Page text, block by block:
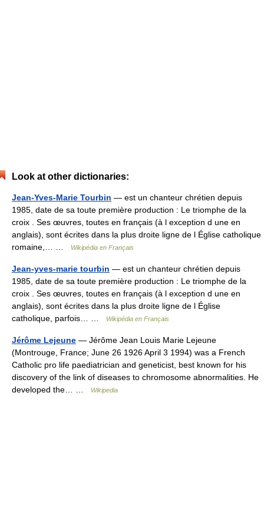
Look at other dictionaries:
Jean-Yves-Marie Tourbin — est un chanteur chrétien depuis
1985, date de sa toute première production : Le triomphe de la
croix . Ses œuvres, toutes en français (à l exception d une en
anglais), sont écrites dans la plus droite ligne de l Église catholique
romaine,… …
Wikipédia en Français
Jean-yves-marie tourbin — est un chanteur chrétien depuis
1985, date de sa toute première production : Le triomphe de la
croix . Ses œuvres, toutes en français (à l exception d une en
anglais), sont écrites dans la plus droite ligne de l Église
catholique, parfois… …
Wikipédia en Français
Jérôme Lejeune — Jérôme Jean Louis Marie Lejeune
(Montrouge, France; June 26 1926 April 3 1994) was a French
Catholic pro life paediatrician and geneticist, best known for his
discovery of the link of diseases to chromosome abnormalities. He
developed the… …
Wikipedia